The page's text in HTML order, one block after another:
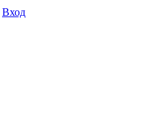
Вход